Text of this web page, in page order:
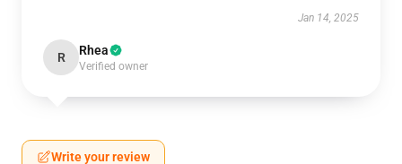
Jan 14, 2025
R Rhea
Verified owner
Write your review